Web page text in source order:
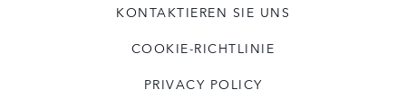
KONTAKTIEREN SIE UNS
COOKIE-RICHTLINIE
PRIVACY POLICY